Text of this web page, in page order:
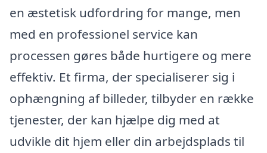
en æstetisk udfordring for mange, men
med en professionel service kan
processen gøres både hurtigere og mere
effektiv. Et firma, der specialiserer sig i
ophængning af billeder, tilbyder en række
tjenester, der kan hjælpe dig med at
udvikle dit hjem eller din arbejdsplads til